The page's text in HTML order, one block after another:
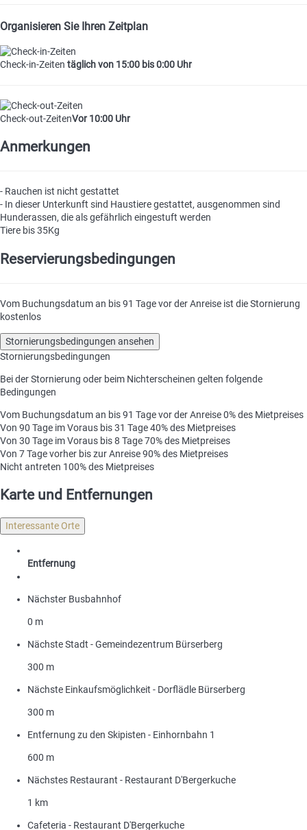
Organisieren Sie Ihren Zeitplan
Check-in-Zeiten täglich von 15:00 bis 0:00 Uhr
Check-out-ZeitenVor 10:00 Uhr
Anmerkungen
- Rauchen ist nicht gestattet
- In dieser Unterkunft sind Haustiere gestattet, ausgenommen sind
Hunderassen, die als gefährlich eingestuft werden
Tiere bis 35Kg
Reservierungsbedingungen
Vom Buchungsdatum an bis 91 Tage vor der Anreise ist die Stornierung
kostenlos
Stornierungsbedingungen ansehen
Stornierungsbedingungen
Bei der Stornierung oder beim Nichterscheinen gelten folgende
Bedingungen
Vom Buchungsdatum an bis 91 Tage vor der Anreise0% des Mietpreises
Von 90 Tage im Voraus bis 31 Tage40% des Mietpreises
Von 30 Tage im Voraus bis 8 Tage70% des Mietpreises
Von 7 Tage vorher bis zur Anreise90% des Mietpreises
Nicht antreten 100% des Mietpreises
Karte und Entfernungen
Interessante Orte
Entfernung
Nächster Busbahnhof
0 m
Nächste Stadt - Gemeindezentrum Bürserberg
300 m
Nächste Einkaufsmöglichkeit - Dorflädle Bürserberg
300 m
Entfernung zu den Skipisten - Einhornbahn 1
600 m
Nächstes Restaurant - Restaurant D'Bergerkuche
1 km
Cafeteria - Restaurant D'Bergerkuche